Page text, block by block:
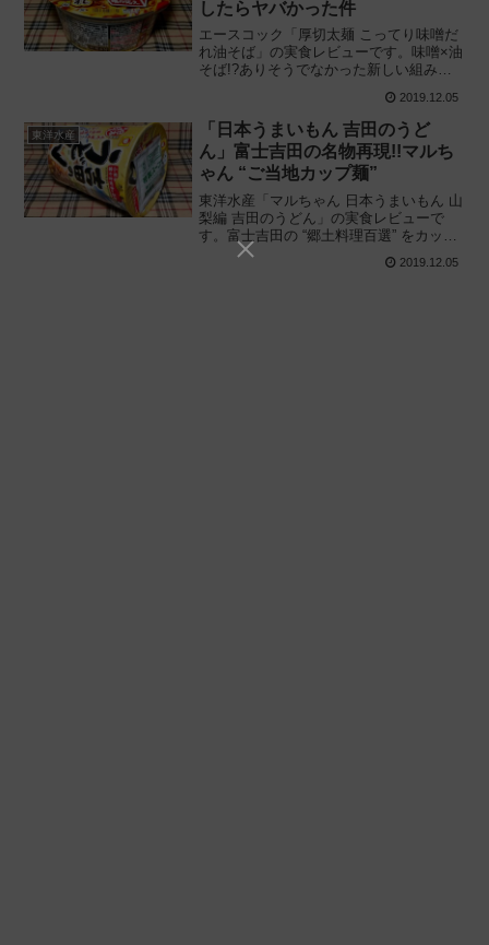
したらヤバかった件
エースコック「厚切太麺 こってり味噌だ
れ油そば」の実食レビューです。味噌×油
そば!?ありそうでなかった新しい組み合
のタレを合わせた新感覚の汁なしカップ
麺を実際に食べてみた感想と評価です。
2019.12.05
東洋水産
「日本うまいもん 吉田のうど
ん」富士吉田の名物再現!!マルち
ゃん “ご当地カップ麺”
東洋水産「マルちゃん 日本うまいもん 山
梨編 吉田のうどん」の実食レビューで
す。富士吉田の “郷土料理百選” をカップ
麺で再現!! 醤油と味噌のつゆにコシの強
い麺が特徴的なご当地うどんリニューア
2019.12.05